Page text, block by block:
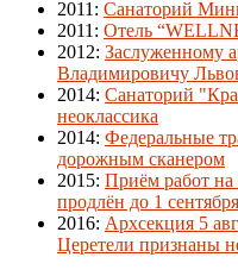
2011 : Санаторий
2011 : Отель
2012: Заслуженному
Владимировичу
2014: Санаторий
неоклассика
2014: Федеральные
дорожным сканером
2015: Приём работ на
продлён до 1 сентября
2016: Архсекция 5
Церетели признаны